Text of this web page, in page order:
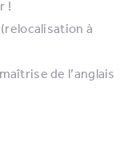
!
à
de l’anglais